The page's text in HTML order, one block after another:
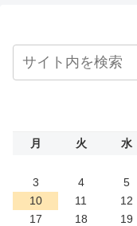
月 火 水
3
4 5
10
11 12
17
18 19